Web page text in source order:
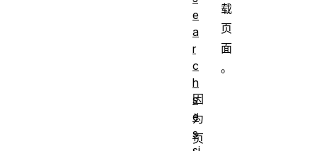
载
页
面
。
因
为
页
e
a
r
c
h
s
e
s